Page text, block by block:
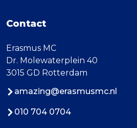
Contact
Erasmus MC
Dr. Molewaterplein 40
3015 GD Rotterdam
amazing@erasmusmc.nl
010 704 0704